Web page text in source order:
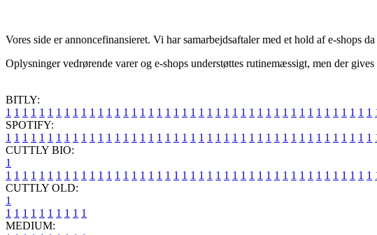
Vores side er annoncefinansieret. Vi har samarbejdsaftaler med et hold af e-shops
Oplysninger vedrørende varer og e-shops understøttes rutinemæssigt, men der
BITLY:
1 1 1 1 1 1 1 1 1 1 1 1 1 1 1 1 1 1 1 1 1 1 1 1 1 1 1 1 1 1 1 1 1 1 1 1 1 1 1 1 1 1 1 1
SPOTIFY:
1 1 1 1 1 1 1 1 1 1 1 1 1 1 1 1 1 1 1 1 1 1 1 1 1 1 1 1 1 1 1 1 1 1 1 1 1 1 1 1 1 1 1 1
CUTTLY BIO:
1
1 1 1 1 1 1 1 1 1 1 1 1 1 1 1 1 1 1 1 1 1 1 1 1 1 1 1 1 1 1 1 1 1 1 1 1 1 1 1 1 1 1 1 1
CUTTLY OLD:
1
1 1 1 1 1 1 1 1 1 1
MEDIUM: